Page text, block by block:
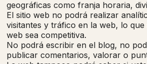
geográficas como franja horaria,
El sitio web no podrá realizar
visitantes y tráfico en la web, lo
web sea competitiva.
No podrá escribir en el blog, no
publicar comentarios, valorar o